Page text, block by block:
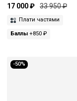
17 000 ₽ 33 950 ₽
Плати частями
Баллы +850 ₽
-50%